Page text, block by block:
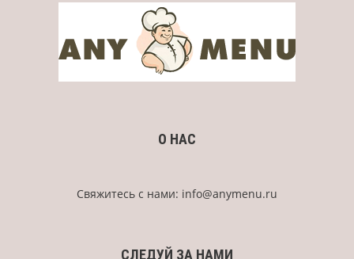
О НАС
Свяжитесь с нами: info@anymenu.ru
СЛЕДУЙ ЗА НАМИ